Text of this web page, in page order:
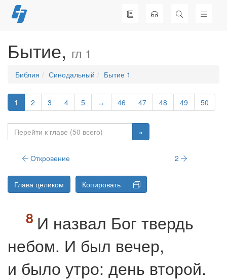
Перейти
к
Бытие, гл 1
Библия Синодальный Бытие 1
1 2 3 4 5 ↔ 46 47 48 49 50
»
Откровение 2
Глава целиком Копировать
И назвал Бог твердь
небом. И был вечер,
и было утро: день второй.